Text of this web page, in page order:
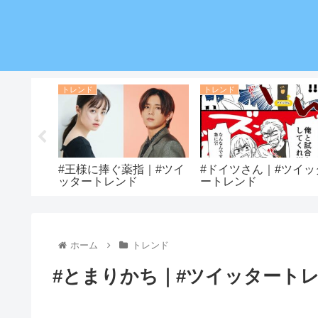
トレンド
#王様に捧ぐ薬指｜#ツイ
ッタートレンド
トレンド
#ドイツさん｜#ツイッ
ートレンド
ホーム トレンド
#とまりかち｜#ツイッタート